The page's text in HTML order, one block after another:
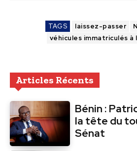
TAGS laissez-passer
véhicules immatriculés à
Articles Récents
Bénin :
la tête du
Sénat